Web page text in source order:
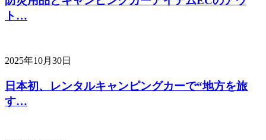
ト…
2025年10月30日
日本初、レンタルキャンピングカーで“地方を旅
す…